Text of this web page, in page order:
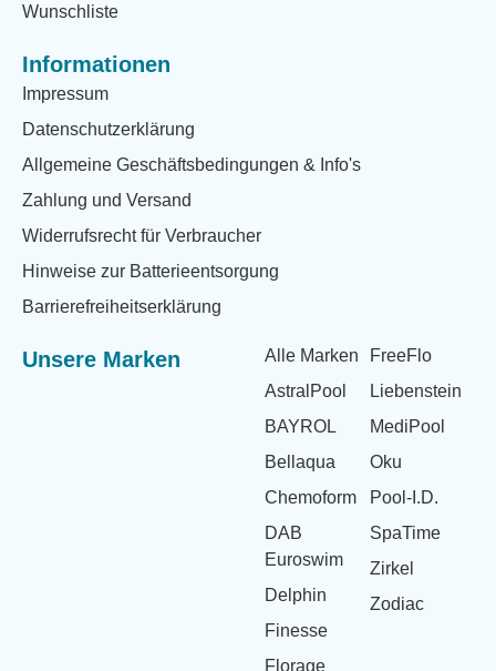
Wunschliste
Informationen
Impressum
Datenschutzerklärung
Allgemeine Geschäftsbedingungen & Info's
Zahlung und Versand
Widerrufsrecht für Verbraucher
Hinweise zur Batterieentsorgung
Barrierefreiheitserklärung
Unsere Marken
Alle Marken
AstralPool
BAYROL
Bellaqua
Chemoform
DAB
Euroswim
Delphin
Finesse
Florage
FreeFlo
Liebenstein
MediPool
Oku
Pool-I.D.
SpaTime
Zirkel
Zodiac